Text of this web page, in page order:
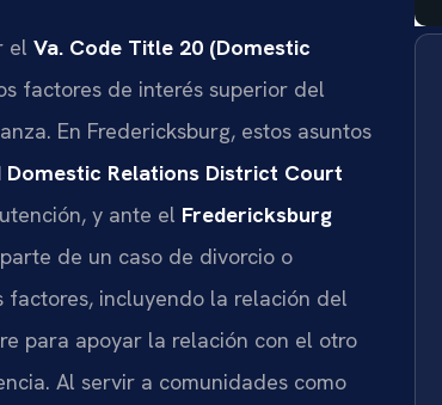
el Va. Code Title 20 (Domestic
factores de interés superior del
En Fredericksburg, estos asuntos
Relations District Court
y ante el Fredericksburg
de un caso de divorcio o
incluyendo la relación del
para apoyar la relación con el otro
Al servir a comunidades como